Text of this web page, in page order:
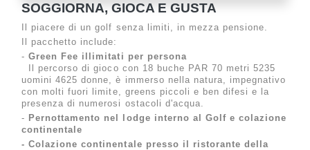
SOGGIORNA, GIOCA E GUSTA
Il piacere di un golf senza limiti, in mezza pensione.
Il pacchetto include:
-Green Fee illimitati per persona
Il percorso di gioco con 18 buche PAR 70 metri 5235
uomini 4625 donne, è immerso nella natura, impegnativo
con molti fuori limite, greens piccoli e ben difesi e la
presenza di numerosi ostacoli d'acqua.
- Pernottamento nel lodge interno al Golf ecolazione
continentale
- Colazione continentale presso il ristorante della